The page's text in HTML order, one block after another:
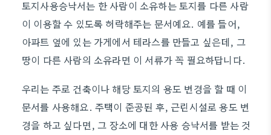
토지사용승낙서는 한 사람이 소유하는 토지를 다른 사람
이 이용할 수 있도록 허락해주는 문서예요. 예를 들어,
아파트 옆에 있는 가게에서 테라스를 만들고 싶은데, 그
땅이 다른 사람의 소유라면 이 서류가 꼭 필요하답니다.
우리는 주로 건축이나 해당 토지의 용도 변경을 할 때 이
문서를 사용해요. 주택이 준공된 후, 근린시설로 용도 변
경을 하고 싶다면, 그 장소에 대한 사용 승낙서를 받는 것